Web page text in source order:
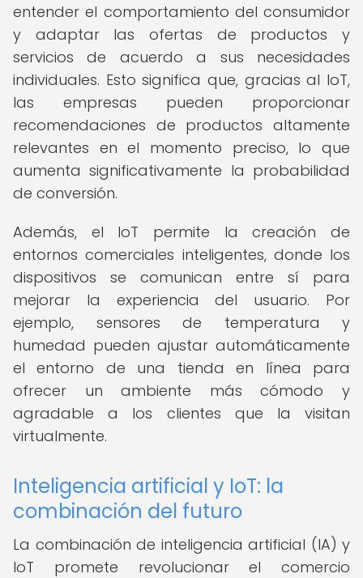
entender el comportamiento del consumidor
y adaptar las ofertas de productos y
servicios de acuerdo a sus necesidades
individuales. Esto significa que, gracias al IoT,
las empresas pueden proporcionar
recomendaciones de productos altamente
relevantes en el momento preciso, lo que
aumenta significativamente la probabilidad
de conversión.
Además, el IoT permite la creación de
entornos comerciales inteligentes, donde los
dispositivos se comunican entre sí para
mejorar la experiencia del usuario. Por
ejemplo, sensores de temperatura y
humedad pueden ajustar automáticamente
el entorno de una tienda en línea para
ofrecer un ambiente más cómodo y
agradable a los clientes que la visitan
virtualmente.
Inteligencia artificial y IoT: la
combinación del futuro
La combinación de inteligencia artificial (IA) y
IoT promete revolucionar el comercio